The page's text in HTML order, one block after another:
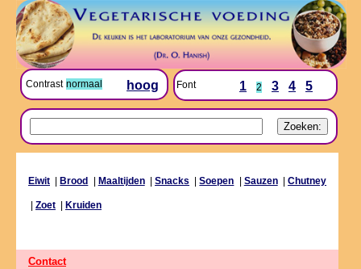
Contrast normaal hoog Font 1 2 3 4 5
Eiwit Brood Maaltijden|Snacks |Soepen Sauzen|Chutney
Zoet Kruiden
Contact